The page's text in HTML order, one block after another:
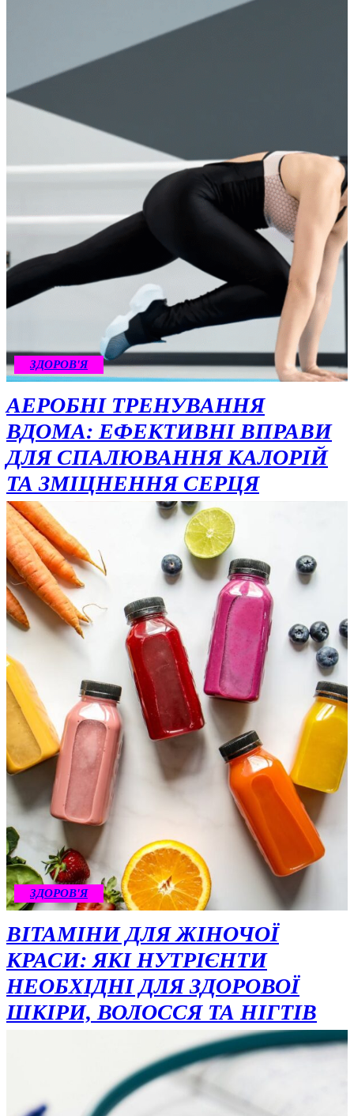
ЗДОРОВ'Я
АЕРОБНІ ТРЕНУВАННЯ
ВДОМА: ЕФЕКТИВНІ ВПРАВИ
ДЛЯ СПАЛЮВАННЯ КАЛОРІЙ
ТА ЗМІЦНЕННЯ СЕРЦЯ
ЗДОРОВ'Я
ВІТАМІНИ ДЛЯ ЖІНОЧОЇ
КРАСИ: ЯКІ НУТРІЄНТИ
НЕОБХІДНІ ДЛЯ ЗДОРОВОЇ
ШКІРИ, ВОЛОССЯ ТА НІГТІВ